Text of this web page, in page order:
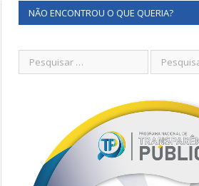
NÃO ENCONTROU O QUE QUERIA?